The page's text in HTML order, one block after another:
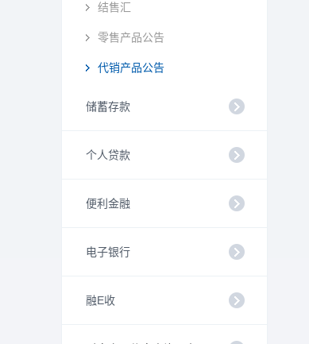
结售汇
零售产品公告
代销产品公告
储蓄存款
个人贷款
便利金融
电子银行
融E收